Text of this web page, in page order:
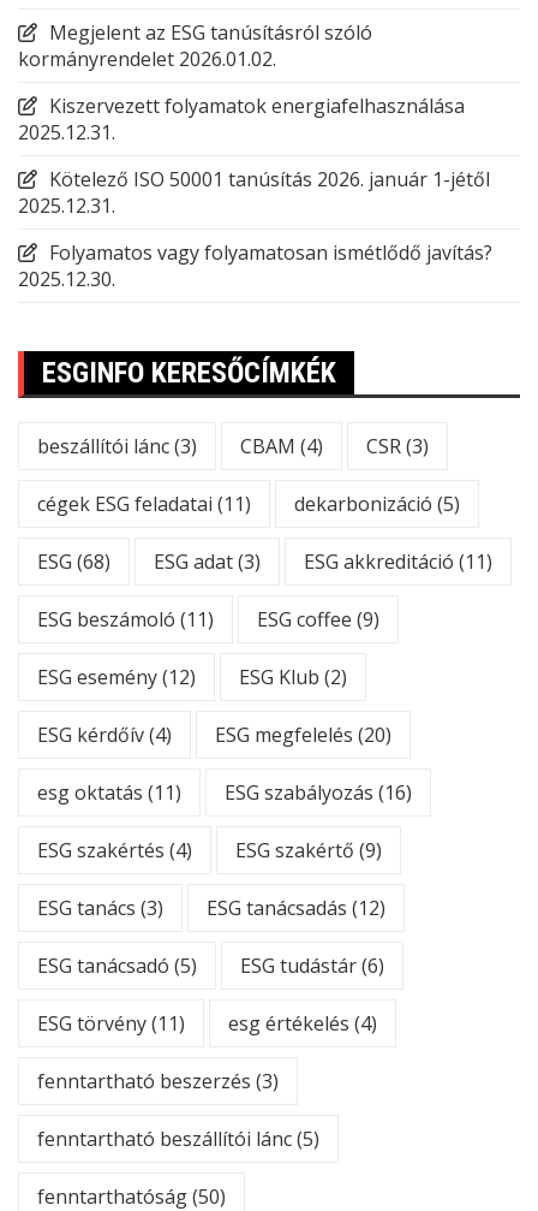
Megjelent az ESG tanúsításról szóló
kormányrendelet 2026.01.02.
Kiszervezett folyamatok energiafelhasználása
2025.12.31.
Kötelező ISO 50001 tanúsítás 2026. január 1-jétől
2025.12.31.
Folyamatos vagy folyamatosan ismétlődő javítás?
2025.12.30.
ESGINFO KERESŐCÍMKÉK
beszállítói lánc(3) CBAM (4) CSR(3)
cégek ESG feladatai (11) dekarbonizáció (5)
ESG (68) ESG adat(3) ESG akkreditáció (11)
ESG beszámoló (11) ESG coffee (9)
ESG esemény(12) ESG Klub (2)
ESG kérdőív(4) ESG megfelelés (20)
esg oktatás (11) ESG szabályozás (16)
ESG szakértés (4) ESG szakértő (9)
ESG tanács (3) ESG tanácsadás (12)
ESG tanácsadó (5) ESG tudástár(6)
ESG törvény(11) esg értékelés (4)
fenntartható beszerzés (3)
fenntartható beszállítói lánc(5)
fenntarthatóság(50)